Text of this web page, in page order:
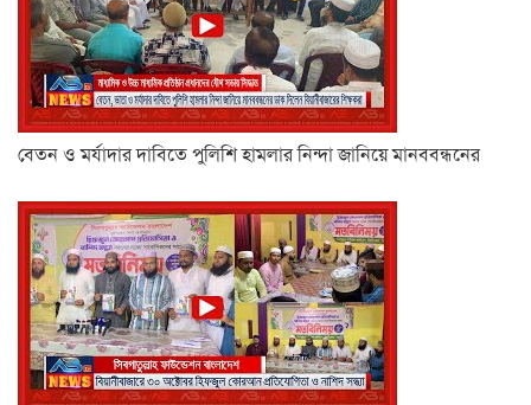
বেতন ও মর্যাদার দাবিতে পুলিশি হামলার নিন্দা জানিয়ে মানববন্ধনের